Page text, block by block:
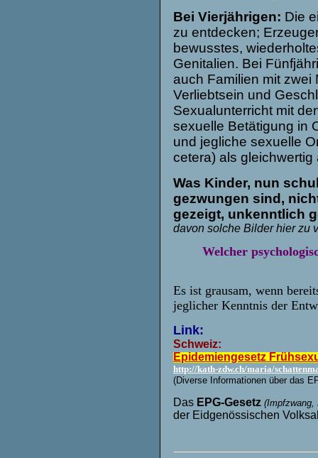
Bei Vierjährigen: Die
zu entdecken;
bewusstes,
Genitalien. Bei
auch Familien mit zwei
Verliebtsein und
Sexualunterricht mit
sexuelle Betätigung in
und jegliche sexuelle
cetera) als
Was Kinder, nun
gezwungen sind,
gezeigt, unkenntlich
davon solche Bilder hier zu
Welcher
Es ist grausam, wenn
jeglicher Kenntnis der
Link:
Schweiz:
Epidemiengesetz
http://kath-zdw.ch/maria/
(Diverse Informationen über das
Das EPG-Gesetz (Impfzwang,
der Eidgenössischen